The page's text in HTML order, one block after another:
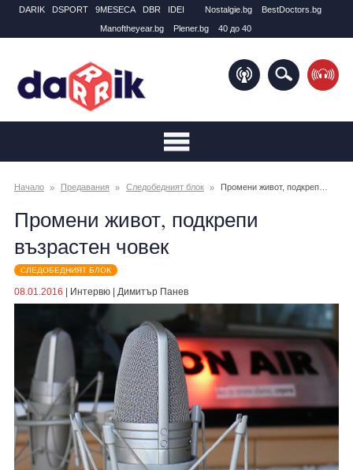
DARIK DSPORT 9MESECA DBR IDEI Nostalgie.bg
BestDoctors.bg
Manоftheyear.bg
Plener.bg 40 до 40
Промени живот, подкрепи
възрастен човек
Начало Предавания Следобедният блок Промени живот, подкрепи възрастен човек
СЛЕДОБЕДНИЯТ БЛОК
08.01.2016 | Интервю| Димитър Панев